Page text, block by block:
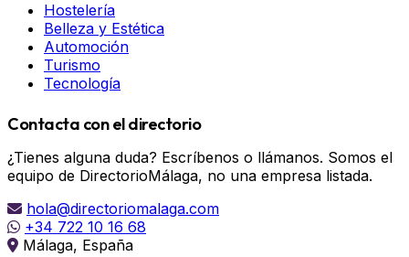
Hostelería
Belleza y Estética
Automoción
Turismo
Tecnología
Contacta con el directorio
¿Tienes alguna duda? Escríbenos o llámanos. Somos el
equipo de DirectorioMálaga, no una empresa listada.
hola@directoriomalaga.com
+34 722 10 16 68
Málaga, España